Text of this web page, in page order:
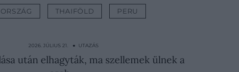
THAIFÖLD PERU
2026. JÚLIUS 21. ● UTAZÁS
után elhagyták, ma szellemek ülnek a